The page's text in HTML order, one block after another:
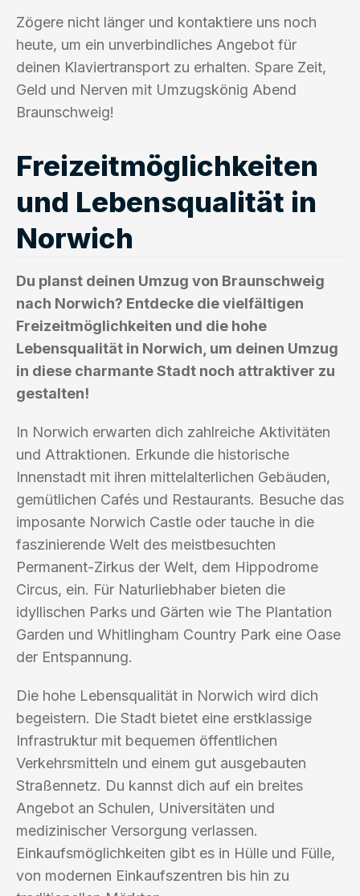
Zögere nicht länger und kontaktiere uns noch
heute, um ein unverbindliches Angebot für
deinen Klaviertransport zu erhalten. Spare Zeit,
Geld und Nerven mit Umzugskönig Abend
Braunschweig!
Freizeitmöglichkeiten
und Lebensqualität in
Norwich
Du planst deinen Umzug von Braunschweig
nach Norwich? Entdecke die vielfältigen
Freizeitmöglichkeiten und die hohe
Lebensqualität in Norwich, um deinen Umzug
in diese charmante Stadt noch attraktiver zu
gestalten!
In Norwich erwarten dich zahlreiche Aktivitäten
und Attraktionen. Erkunde die historische
Innenstadt mit ihren mittelalterlichen Gebäuden,
gemütlichen Cafés und Restaurants. Besuche das
imposante Norwich Castle oder tauche in die
faszinierende Welt des meistbesuchten
Permanent-Zirkus der Welt, dem Hippodrome
Circus, ein. Für Naturliebhaber bieten die
idyllischen Parks und Gärten wie The Plantation
Garden und Whitlingham Country Park eine Oase
der Entspannung.
Die hohe Lebensqualität in Norwich wird dich
begeistern. Die Stadt bietet eine erstklassige
Infrastruktur mit bequemen öffentlichen
Verkehrsmitteln und einem gut ausgebauten
Straßennetz. Du kannst dich auf ein breites
Angebot an Schulen, Universitäten und
medizinischer Versorgung verlassen.
Einkaufsmöglichkeiten gibt es in Hülle und Fülle,
von modernen Einkaufszentren bis hin zu